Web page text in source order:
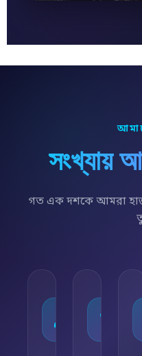
সংখ্যায়
গত এক দশকে আমরা